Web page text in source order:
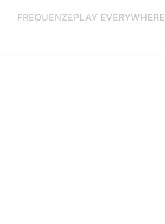
FREQUENZEPLAY EVERYWHERE